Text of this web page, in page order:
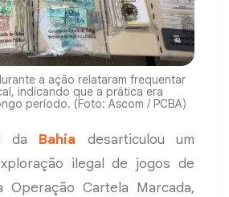
a ação relataram frequentar
indicando que a prática era
período. (Foto: Ascom / PCBA)
da Bahia desarticulou um
ilegal de jogos de
Operação Cartela Marcada,